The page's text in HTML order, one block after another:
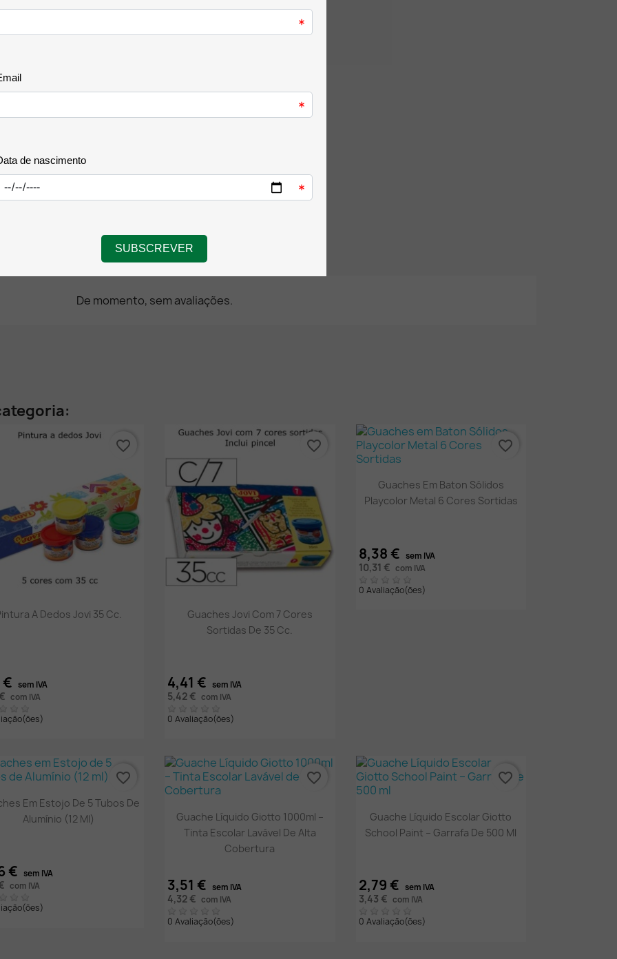
De momento, sem avaliações.
Vista rápida
A Dedos Jovi 35 Cc.
€ sem IVA
com IVA
favorite_border
Vista rápida
Guaches Jovi Com 7 Cores
Sortidas De 35 Cc.
4,41 € sem IVA
5,42 € com IVA
0 Avaliação(ões)
favorite_border
Vista rápida
Guaches Em Baton Sólidos
Playcolor Metal 6 Cores Sortidas
8,38 € sem IVA
10,31 € com IVA
0 Avaliação(ões)
favorite_border
Vista rápida
Em Estojo De 5 Tubos De
Alumínio (12 Ml)
€ sem IVA
com IVA
favorite_border
 Vista rápida
Guache Líquido Giotto 1000ml –
Tinta Escolar Lavável De Alta
Cobertura
3,51 € sem IVA
4,32 € com IVA
0 Avaliação(ões)
favorite_border
Vista rápida
Guache Líquido Escolar Giotto
School Paint – Garrafa De 500 Ml
2,79 € sem IVA
3,43 € com IVA
0 Avaliação(ões)
favorite_border